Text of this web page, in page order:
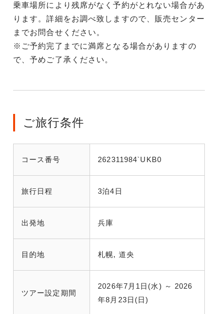
乗車場所により残席がなく予約がとれない場合があ
ります。詳細をお調べ致しますので、販売センター
までお問合せください。
※ご予約完了までに満席となる場合がありますの
で、予めご了承ください。
ご旅行条件
コース番号 262311984`UKB0
旅行日程 3泊4日
出発地 兵庫
目的地 札幌, 道央
ツアー設定期間
2026年7月1日(水) ～ 2026
年8月23日(日)